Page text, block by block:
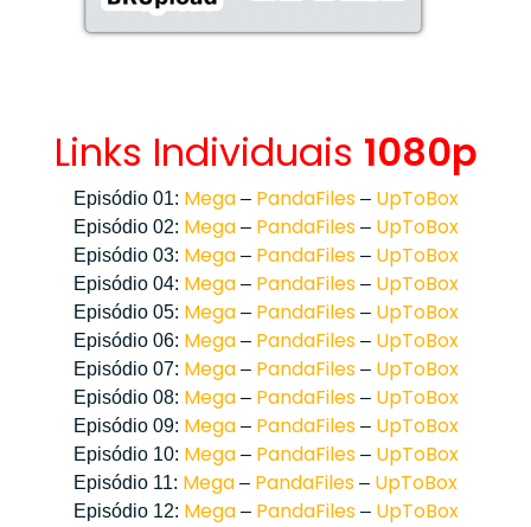
Links Individuais 1080p
Episódio 01: Mega– PandaFiles– UpToBox
Episódio 02: Mega– PandaFiles– UpToBox
Episódio 03: Mega– PandaFiles– UpToBox
Episódio 04: Mega– PandaFiles– UpToBox
Episódio 05: Mega– PandaFiles– UpToBox
Episódio 06: Mega– PandaFiles– UpToBox
Episódio 07: Mega– PandaFiles– UpToBox
Episódio 08: Mega– PandaFiles– UpToBox
Episódio 09: Mega– PandaFiles– UpToBox
Episódio 10: Mega– PandaFiles– UpToBox
Episódio 11: Mega – PandaFiles – UpToBox
Episódio 12: Mega– PandaFiles– UpToBox